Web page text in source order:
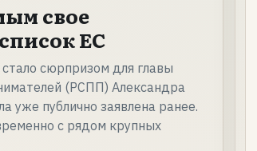
свое
ЕС
сюрпризом для главы
(РСПП) Александра
уже публично заявлена ранее.
с рядом крупных